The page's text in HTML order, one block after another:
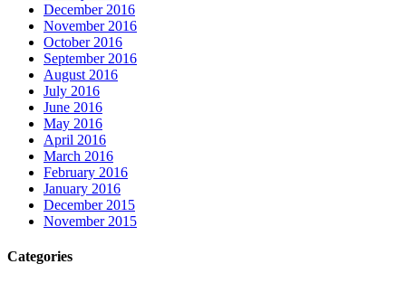
December 2016
November 2016
October 2016
September 2016
August 2016
July 2016
June 2016
May 2016
April 2016
March 2016
February 2016
January 2016
December 2015
November 2015
Categories